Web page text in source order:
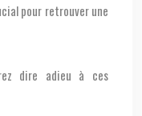
pour retrouver une
dire adieu à ces